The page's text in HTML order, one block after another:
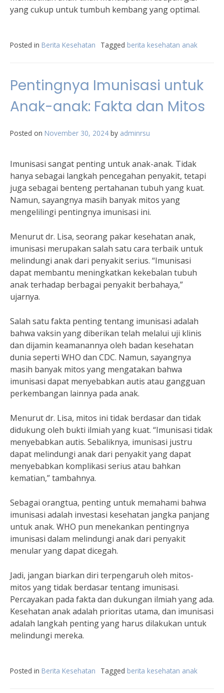
yang cukup untuk tumbuh kembang yang optimal.
Posted in Berita Kesehatan Tagged berita kesehatan anak
Pentingnya Imunisasi untuk
Anak-anak: Fakta dan Mitos
Posted on November 30, 2024 by adminrsu
Imunisasi sangat penting untuk anak-anak. Tidak
hanya sebagai langkah pencegahan penyakit, tetapi
juga sebagai benteng pertahanan tubuh yang kuat.
Namun, sayangnya masih banyak mitos yang
mengelilingi pentingnya imunisasi ini.
Menurut dr. Lisa, seorang pakar kesehatan anak,
imunisasi merupakan salah satu cara terbaik untuk
melindungi anak dari penyakit serius. “Imunisasi
dapat membantu meningkatkan kekebalan tubuh
anak terhadap berbagai penyakit berbahaya,”
ujarnya.
Salah satu fakta penting tentang imunisasi adalah
bahwa vaksin yang diberikan telah melalui uji klinis
dan dijamin keamanannya oleh badan kesehatan
dunia seperti WHO dan CDC. Namun, sayangnya
masih banyak mitos yang mengatakan bahwa
imunisasi dapat menyebabkan autis atau gangguan
perkembangan lainnya pada anak.
Menurut dr. Lisa, mitos ini tidak berdasar dan tidak
didukung oleh bukti ilmiah yang kuat. “Imunisasi tidak
menyebabkan autis. Sebaliknya, imunisasi justru
dapat melindungi anak dari penyakit yang dapat
menyebabkan komplikasi serius atau bahkan
kematian,” tambahnya.
Sebagai orangtua, penting untuk memahami bahwa
imunisasi adalah investasi kesehatan jangka panjang
untuk anak. WHO pun menekankan pentingnya
imunisasi dalam melindungi anak dari penyakit
menular yang dapat dicegah.
Jadi, jangan biarkan diri terpengaruh oleh mitos-
mitos yang tidak berdasar tentang imunisasi.
Percayakan pada fakta dan dukungan ilmiah yang ada.
Kesehatan anak adalah prioritas utama, dan imunisasi
adalah langkah penting yang harus dilakukan untuk
melindungi mereka.
Posted in Berita Kesehatan Tagged berita kesehatan anak